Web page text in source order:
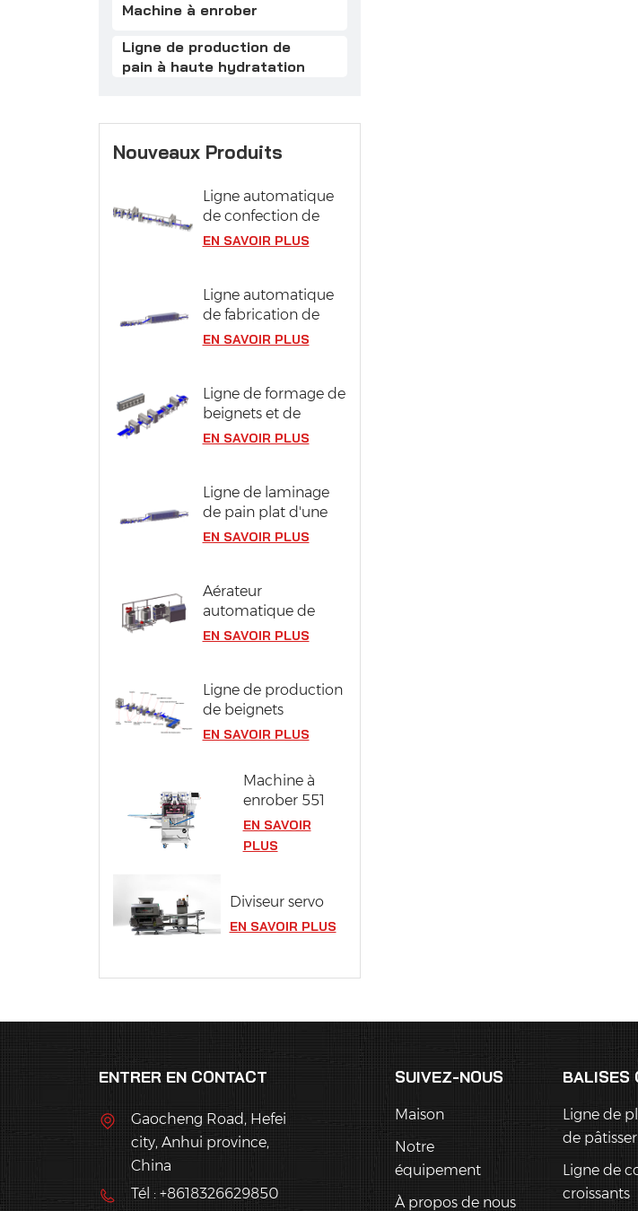
Machine à enrober
Ligne de production de
pain à haute hydratation
Nouveaux Produits
Ligne automatique
de confection de
pâtisseries
EN SAVOIR PLUS
Ligne automatique
de fabrication de
pizzas avec système
EN SAVOIR PLUS
Ligne de formage de
beignets et de
berlines compacts
EN SAVOIR PLUS
Ligne de laminage
de pain plat d'une
largeur de pâte de
EN SAVOIR PLUS
Aérateur
automatique de
pâte à génoise
EN SAVOIR PLUS
Ligne de production
de beignets
industriels d'une
EN SAVOIR PLUS
Machine à
enrober 551
EN SAVOIR
PLUS
Diviseur servo
EN SAVOIR PLUS
ENTRER EN CONTACT
Gaocheng Road, Hefei
city, Anhui province,
China
Tél : +8618326629850
SUIVEZ-NOUS
Maison
Notre
équipement
À propos de nous
BALISES
Ligne de
de
Ligne de
croissants